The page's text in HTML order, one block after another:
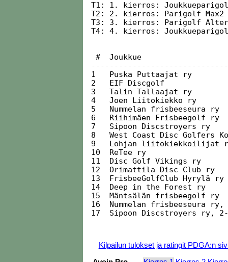
T1: 1. kierros:
T2: 2. kierros: Parigolf Max2
T3: 3. kierros: Parigolf
T4: 4. kierros:
#  Joukkue
1   Puska Puttaajat ry
2   EIF Discgolf
3   Talin Tallaajat ry
4   Joen Liitokiekko ry
5   Nummelan frisbeeseura
6   Riihimäen Frisbeegolf
7   Sipoon Discstroyers ry
8   West Coast Disc Golfers
9   Lohjan liitokiekkoilijat
10  ReTee ry
11  Disc Golf Vikings ry
12  Orimattila Disc Club ry
13  FrisbeeGolfClub Hyrylä
14  Deep in the Forest ry
15  Mäntsälän frisbeegolf
16  Nummelan frisbeeseura
17  Sipoon Discstroyers ry,
Kilpailun tulokset ja ratingit PDGA:n